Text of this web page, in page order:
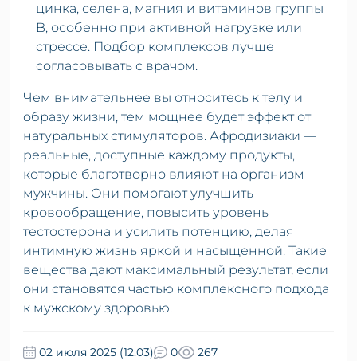
цинка, селена, магния и витаминов группы
B, особенно при активной нагрузке или
стрессе. Подбор комплексов лучше
согласовывать с врачом.
Чем внимательнее вы относитесь к телу и
образу жизни, тем мощнее будет эффект от
натуральных стимуляторов. Афродизиаки —
реальные, доступные каждому продукты,
которые благотворно влияют на организм
мужчины. Они помогают улучшить
кровообращение, повысить уровень
тестостерона и усилить потенцию, делая
интимную жизнь яркой и насыщенной. Такие
вещества дают максимальный результат, если
они становятся частью комплексного подхода
к мужскому здоровью.
02 июля 2025 (12:03) 0 267